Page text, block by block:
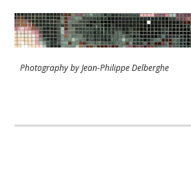
Photography by Jean-Philippe Delberghe